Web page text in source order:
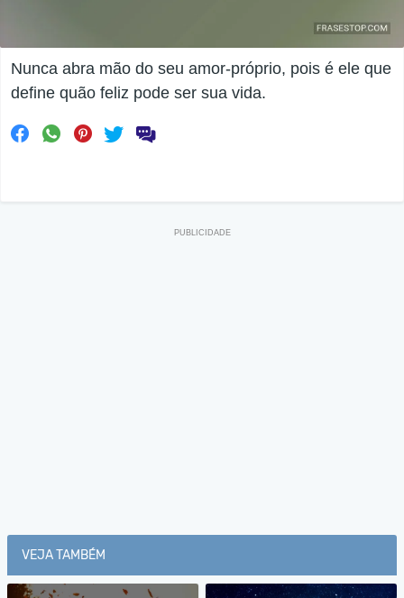
Nunca abra mão do seu amor-próprio, pois é ele que
define quão feliz pode ser sua vida.
VEJA TAMBÉM